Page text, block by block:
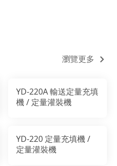
瀏覽更多
YD-220A 輸送定量充填
機 / 定量灌裝機
YD-220 定量充填機 /
定量灌裝機